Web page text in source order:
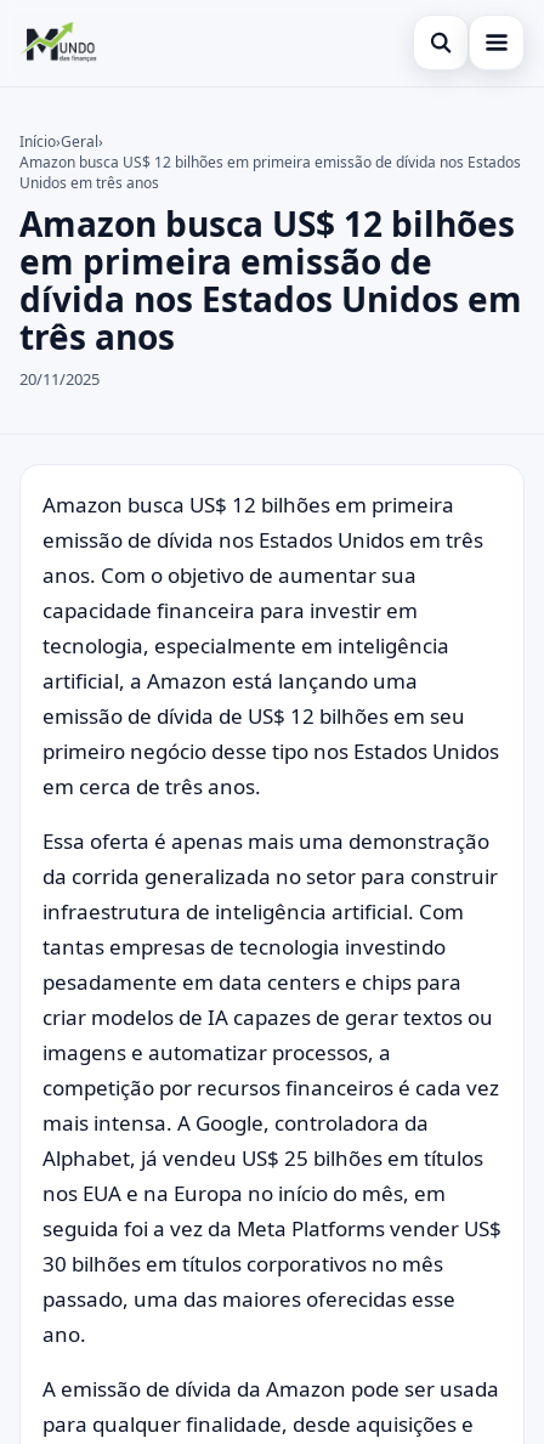
Abrir busca
Economia
Finanças
Buscar no site
Buscar por:
Pressione Enter para buscar ou ESC para fechar.
Início›Geral›
Amazon busca US$ 12 bilhões em primeira emissão de dívida nos Estados
Unidos em três anos
Amazon busca US$ 12 bilhões
em primeira emissão de
dívida nos Estados Unidos em
três anos
20/11/2025
Amazon busca US$ 12 bilhões em primeira
emissão de dívida nos Estados Unidos em três
anos. Com o objetivo de aumentar sua
capacidade financeira para investir em
tecnologia, especialmente em inteligência
artificial, a Amazon está lançando uma
emissão de dívida de US$ 12 bilhões em seu
primeiro negócio desse tipo nos Estados Unidos
em cerca de três anos.
Essa oferta é apenas mais uma demonstração
da corrida generalizada no setor para construir
infraestrutura de inteligência artificial. Com
tantas empresas de tecnologia investindo
pesadamente em data centers e chips para
criar modelos de IA capazes de gerar textos ou
imagens e automatizar processos, a
competição por recursos financeiros é cada vez
mais intensa. A Google, controladora da
Alphabet, já vendeu US$ 25 bilhões em títulos
nos EUA e na Europa no início do mês, em
seguida foi a vez da Meta Platforms vender US$
30 bilhões em títulos corporativos no mês
passado, uma das maiores oferecidas esse
ano.
A emissão de dívida da Amazon pode ser usada
para qualquer finalidade, desde aquisições e